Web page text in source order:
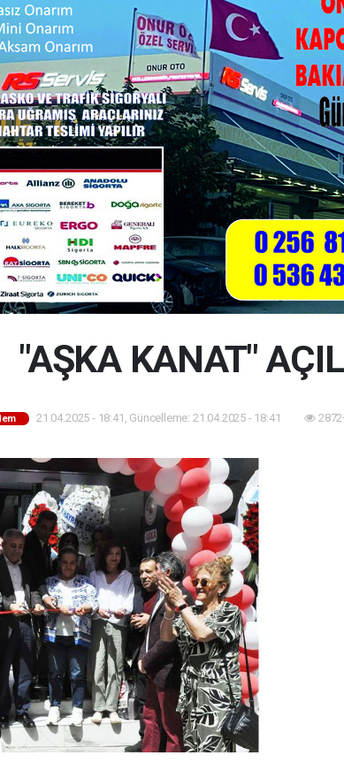
"AŞKA KANAT"
21.04.2025 - 18:41, Güncelleme: 21.04.2025 - 18:41